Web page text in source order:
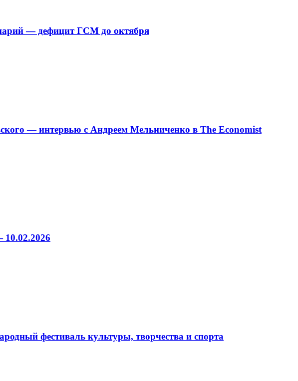
— дефицит ГСМ до октября
— интервью с Андреем Мельниченко в The Economist
фестиваль культуры, творчества и спорта